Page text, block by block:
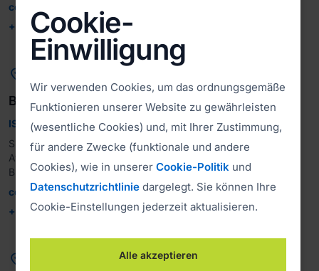
contacto@islonline.com
+52 221 799 9237

Brazil
ISL Online Brasil
Suporte Remoto Do Brazil LTDA
Av. Paulista, 1471 - Bela Vista, São Paulo - CEP, 01.311-927,
contato@islonline.com.br
+55 11 3149-2270

Cookie-
Einwilligung
Wir verwenden Cookies, um das ordnungsgemäße
Funktionieren unserer Website zu gewährleisten
(wesentliche Cookies) und, mit Ihrer Zustimmung,
für andere Zwecke (funktionale und andere
Cookies), wie in unserer Cookie-Politik und
Datenschutzrichtlinie dargelegt. Sie können Ihre
Cookie-Einstellungen jederzeit aktualisieren.
Alle akzeptieren